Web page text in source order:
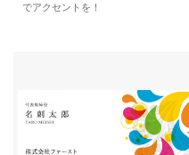
でアクセントを！